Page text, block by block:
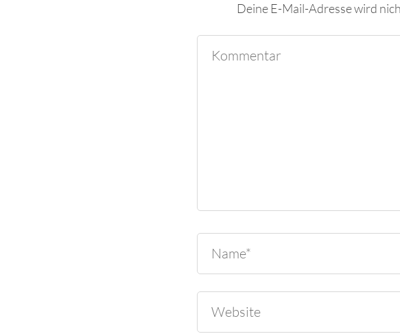
Deine E-Mail-Adresse wird